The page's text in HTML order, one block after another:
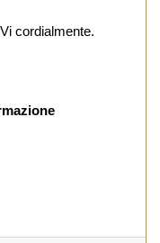
cordialmente.